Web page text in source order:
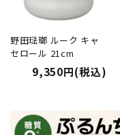
野田琺瑯 ルーク キャ
セロール 21cm
9,350円(税込)